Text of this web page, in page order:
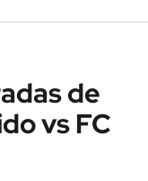
de
vs FC